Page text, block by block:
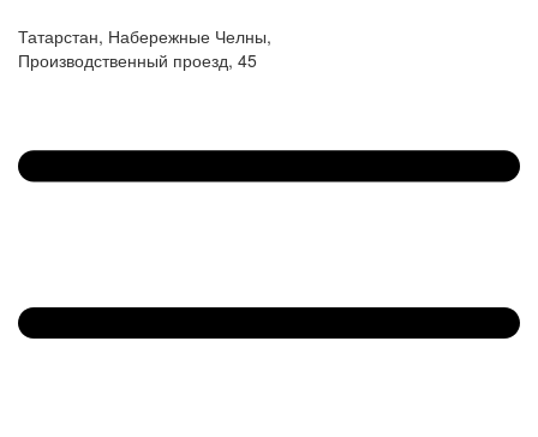
Татарстан, Набережные Челны,
Производственный проезд, 45